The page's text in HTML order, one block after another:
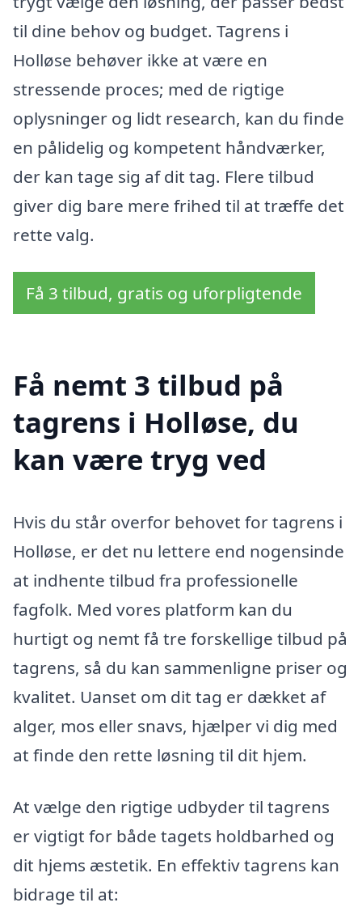
til dine behov og budget. Tagrens i
Holløse behøver ikke at være en
stressende proces; med de rigtige
oplysninger og lidt research, kan du finde
en pålidelig og kompetent håndværker,
der kan tage sig af dit tag. Flere tilbud
giver dig bare mere frihed til at træffe det
rette valg.
Få 3 tilbud, gratis og uforpligtende
Få nemt 3 tilbud på
tagrens i Holløse, du
kan være tryg ved
Hvis du står overfor behovet for tagrens i
Holløse, er det nu lettere end nogensinde
at indhente tilbud fra professionelle
fagfolk. Med vores platform kan du
hurtigt og nemt få tre forskellige tilbud på
tagrens, så du kan sammenligne priser og
kvalitet. Uanset om dit tag er dækket af
alger, mos eller snavs, hjælper vi dig med
at finde den rette løsning til dit hjem.
At vælge den rigtige udbyder til tagrens
er vigtigt for både tagets holdbarhed og
dit hjems æstetik. En effektiv tagrens kan
bidrage til at: